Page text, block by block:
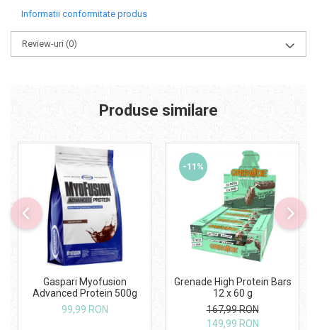
Informatii conformitate produs
Review-uri (0)
Produse similare
Gaspari Myofusion
Advanced Protein 500g
99,99 RON
-11%
Grenade High Protein Bars
12 x 60 g
167,99 RON
149,99 RON